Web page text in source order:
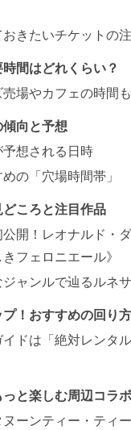
きたいチケットの注
間はどれくらい？
場やカフェの時間
向と予想
想される日時
の「穴場時間帯」
どころと注目作品
公開！レオナルド・
きフェロニエール》
ジャンルで辿るルネ
！おすすめの回り方
ドは「絶対レンタ
と楽しむ周辺コラ
ヌーンティー・ティ